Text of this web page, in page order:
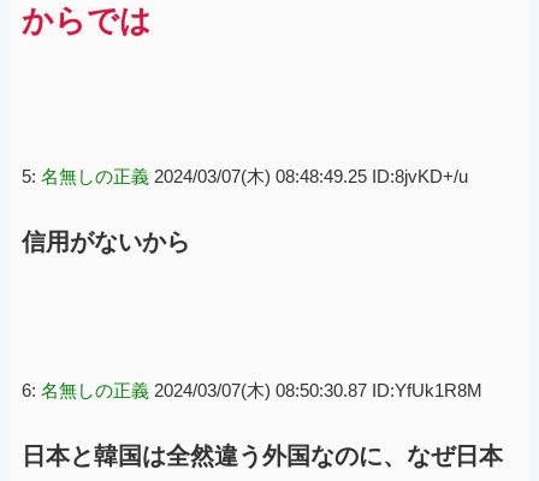
からでは
5: 名無しの正義 2024/03/07(木) 08:48:49.25 ID:8jvKD+/u
信用がないから
6: 名無しの正義 2024/03/07(木) 08:50:30.87 ID:YfUk1R8M
日本と韓国は全然違う外国なのに、なぜ日本